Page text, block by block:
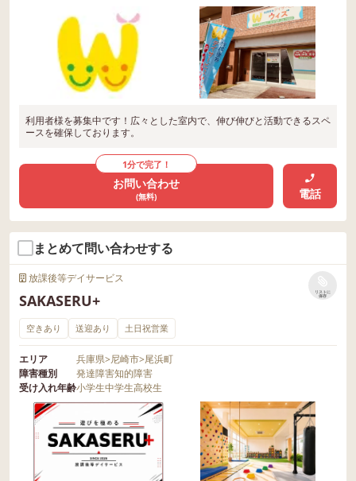
利用者様を募集中です！広々とした室内で、伸び伸びと活動できるスペ
ースを確保しております。
1分で完了！
お問い合わせ
(無料) 電話
まとめて問い合わせする
放課後等デイサービス
SAKASERU+
リストに
保存
空きあり 送迎あり 土日祝営業
エリア 兵庫県>尼崎市>尾浜町
障害種別
発達障害知的障害
受け入れ年齢小学生中学生高校生